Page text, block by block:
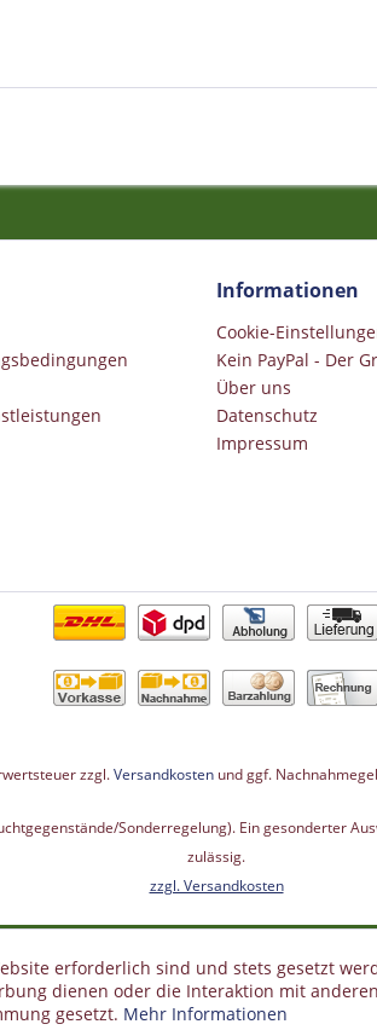
Informationen
Cookie-
Kein PayPal - Der
Über uns
Datenschutz
Impressum
zzgl.Versandkostenund ggf.
Sonderregelung). Ein gesonderter
zulässig.
zzgl. Versandkosten
erforderlich sind und stets gesetzt
dienen oder die Interaktion mit
gesetzt. Mehr Informationen